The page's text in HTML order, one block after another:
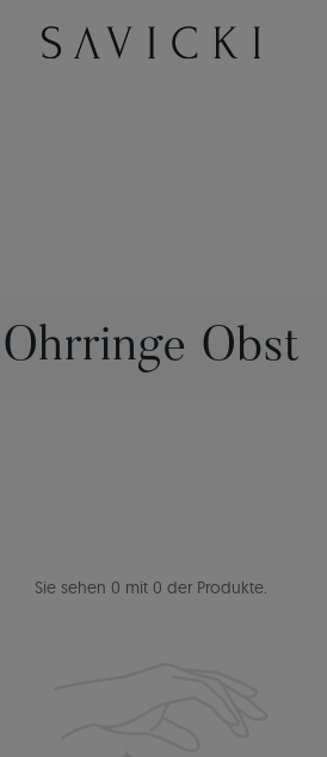
Ohrringe Obst
Sie sehen 0 mit 0 der Produkte.